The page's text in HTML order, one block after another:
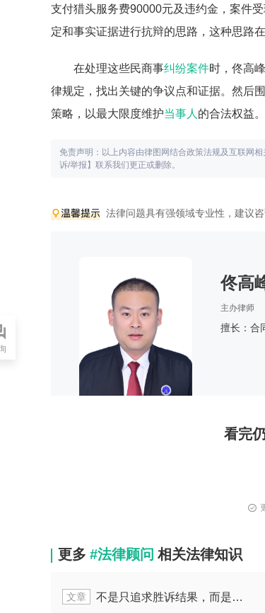
支付猎头服务费90000元及违约金，案件
定和事实证据进行抗辩的思路，这种思路
在处理这些民商事纠纷案件时，佟高
律规定，找出关键的争议点和证据。然后
策略，以最大限度维护当事人 的合法权益。
免责声明：以上内容由律图网结合政策法规及互联网
诉/举报】联系我们更正或删除。
法律问题具有强领域专业性，建议
佟高
主办律师
擅长：合
看完
更多 #法律顾问 相关法律知识
文章 不是只追求胜诉结果，而是为当事人谋最优解